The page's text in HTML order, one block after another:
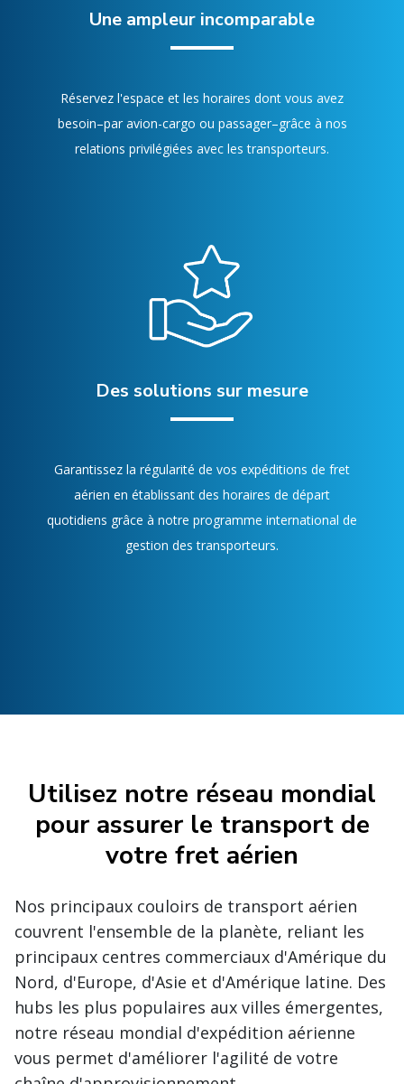
Une ampleur incomparable
Réservez l'espace et les horaires dont vous avez
besoin–par avion-cargo ou passager–grâce à nos
relations privilégiées avec les transporteurs.
Des solutions sur mesure
Garantissez la régularité de vos expéditions de fret
aérien en établissant des horaires de départ
quotidiens grâce à notre programme international de
gestion des transporteurs.
Utilisez notre réseau mondial
pour assurer le transport de
votre fret aérien
Nos principaux couloirs de transport aérien
couvrent l'ensemble de la planète, reliant les
principaux centres commerciaux d'Amérique du
Nord, d'Europe, d'Asie et d'Amérique latine. Des
hubs les plus populaires aux villes émergentes,
notre réseau mondial d'expédition aérienne
vous permet d'améliorer l'agilité de votre